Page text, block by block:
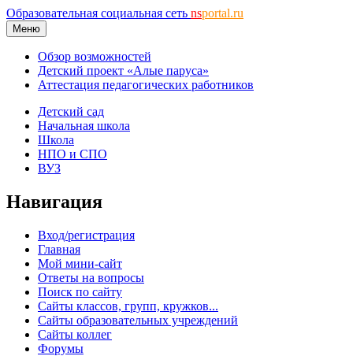
Образовательная социальная сеть nsportal.ru
Меню
Обзор возможностей
Детский проект «Алые паруса»
Аттестация педагогических работников
Детский сад
Начальная школа
Школа
НПО и СПО
ВУЗ
Навигация
Вход/регистрация
Главная
Мой мини-сайт
Ответы на вопросы
Поиск по сайту
Сайты классов, групп, кружков...
Сайты образовательных учреждений
Сайты коллег
Форумы